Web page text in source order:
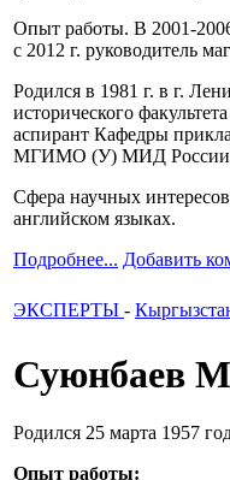
Опыт работы. В 2001-
с 2012 г. руководитель
Родился в 1981 г. в г.
исторического
аспирант Кафедры
МГИМО (У) МИД
Сфера научных
английском языках.
Подробнее... Добавить
ЭКСПЕРТЫ -
Суюнбаев
Родился 25 марта 1957
Опыт работы: